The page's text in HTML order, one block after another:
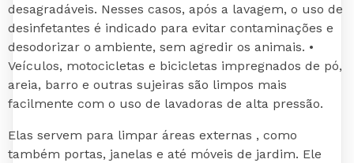
desagradáveis. Nesses casos, após a lavagem, o uso de
desinfetantes é indicado para evitar contaminações e
desodorizar o ambiente, sem agredir os animais. •
Veículos, motocicletas e bicicletas impregnados de pó,
areia, barro e outras sujeiras são limpos mais
facilmente com o uso de lavadoras de alta pressão.
Elas servem para limpar áreas externas , como
também portas, janelas e até móveis de jardim. Ele